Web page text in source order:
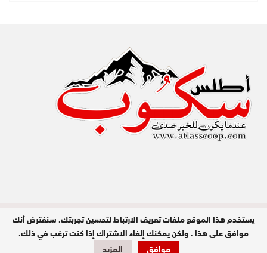
مدير النشر : عبد الله عزي / جميع الحقوق
محفوظة © 2026
تصميم وبرمجة
يستخدم هذا الموقع ملفات تعريف الارتباط لتحسين تجربتك. سنفترض أنك
موافق على هذا ، ولكن يمكنك إلغاء الاشتراك إذا كنت ترغب في ذلك.
موافق
المزيد